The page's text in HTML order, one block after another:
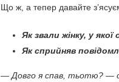
Що ж, а тепер давайте
Як звали жінку, у
Як сприйняв
— Довго я спав, тьотю? —